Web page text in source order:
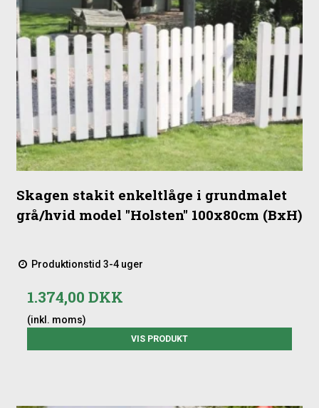
Skagen stakit enkeltlåge i grundmalet
grå/hvid model "Holsten" 100x80cm (BxH)
Produktionstid 3-4 uger
1.374,00 DKK
(inkl. moms)
VIS PRODUKT